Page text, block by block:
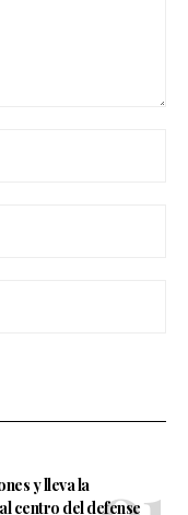
y lleva la
centro del defense